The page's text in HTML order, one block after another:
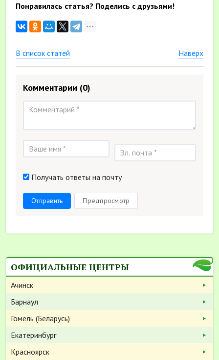
Понравилась статья? Поделись с друзьями!
В список статей Наверх
Комментарии (0)
Получать ответы на почту
Отправить Предпросмотр
ОФИЦИАЛЬНЫЕ ЦЕНТРЫ
Ачинск
Барнаул
Гомель (Беларусь)
Екатеринбург
Красноярск